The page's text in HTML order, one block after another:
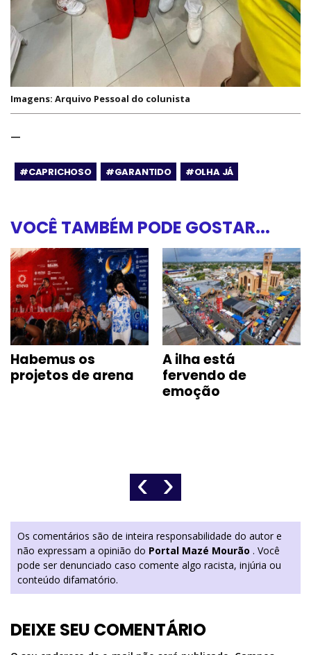
Imagens: Arquivo Pessoal do colunista
—
#CAPRICHOSO #GARANTIDO #OLHA JÁ
VOCÊ TAMBÉM PODE GOSTAR...
Habemus os
projetos de arena
A ilha está
fervendo de
emoção
‹ ›
Os comentários são de inteira responsabilidade do autor e
não expressam a opinião do Portal Mazé Mourão . Você
pode ser denunciado caso comente algo racista, injúria ou
conteúdo difamatório.
DEIXE SEU COMENTÁRIO